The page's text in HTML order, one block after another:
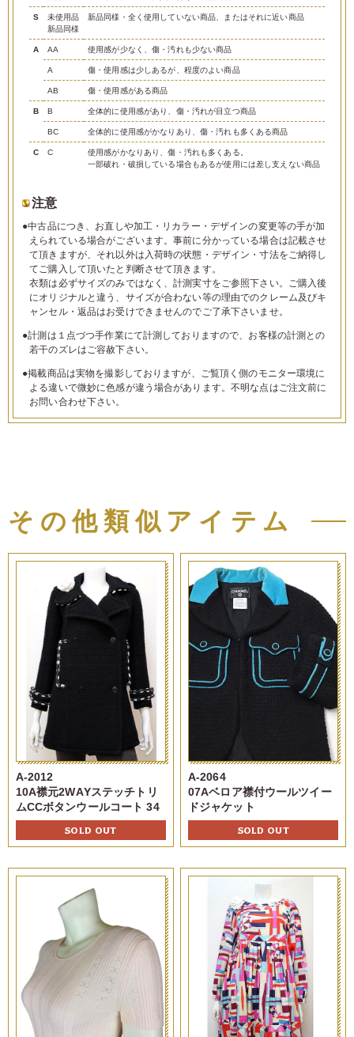
S
未使用品
新品同様
新品同様・全く使用していない商品、またはそれに近い商品
A AA 使用感が少なく、傷・汚れも少ない商品
A 傷・使用感は少しあるが、程度のよい商品
AB 傷・使用感がある商品
B B 全体的に使用感があり、傷・汚れが目立つ商品
BC 全体的に使用感がかなりあり、傷・汚れも多くある商品
C C
使用感がかなりあり、傷・汚れも多くある。
一部破れ・破損している場合もあるが使用には差し支えない商品
注意
●中古品につき、お直しや加工・リカラー・デザインの変更等の手が加
えられている場合がございます。事前に分かっている場合は記載させ
て頂きますが、それ以外は入荷時の状態・デザイン・寸法をご納得し
てご購入して頂いたと判断させて頂きます。
衣類は必ずサイズのみではなく、計測実寸をご参照下さい。ご購入後
にオリジナルと違う、サイズが合わない等の理由でのクレーム及びキ
ャンセル・返品はお受けできませんのでご了承下さいませ。
●計測は１点づつ手作業にて計測しておりますので、お客様の計測との
若干のズレはご容赦下さい。
●掲載商品は実物を撮影しておりますが、ご覧頂く側のモニター環境に
よる違いで微妙に色感が違う場合があります。不明な点はご注文前に
お問い合わせ下さい。
その他類似アイテム
A-2012
10A襟元2WAYステッチトリ
ムCCボタンウールコート 34
SOLD OUT
A-2064
07Aベロア襟付ウールツイー
ドジャケット
SOLD OUT